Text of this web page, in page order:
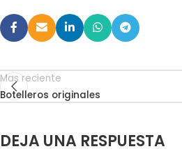
Mas reciente
Botelleros originales
DEJA UNA RESPUESTA